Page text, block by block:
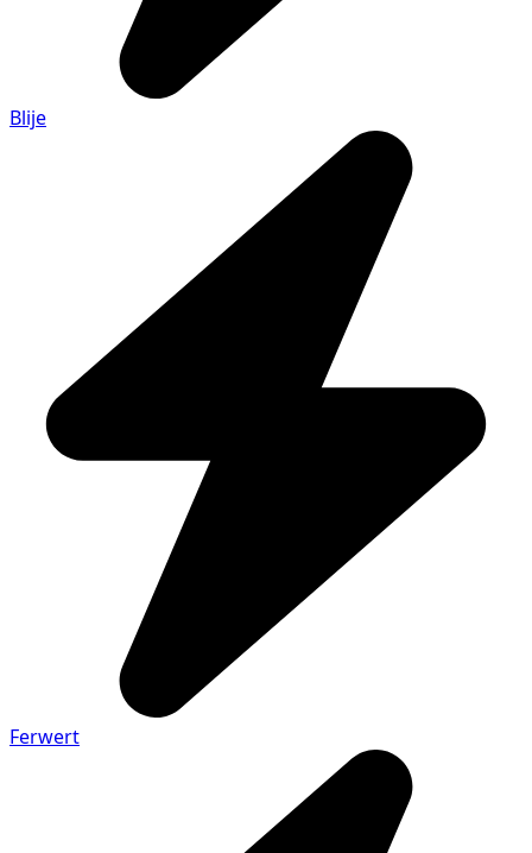
Blije
Ferwert